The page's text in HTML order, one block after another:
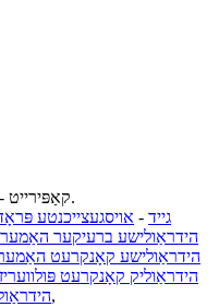
© קאַפּירייט - 2019-2025: אַלע רעכטן רעזערווירט.
גייד - אויסגעצייכנטע
הידראַולישע ברעיקער
הידראַולישע קאָנקרעט
הידראַוליק קאָנקרעט
,